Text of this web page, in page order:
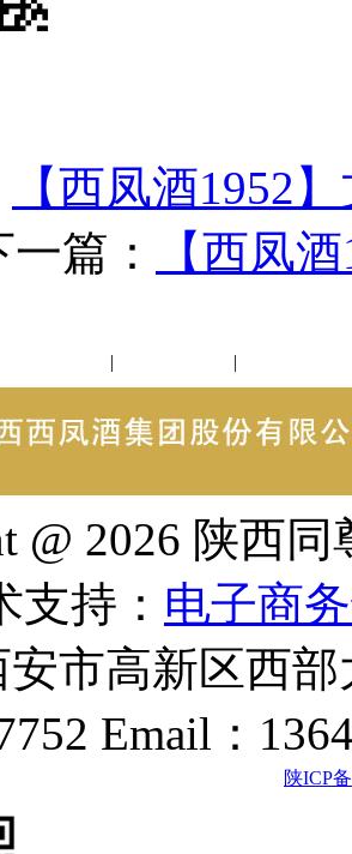
【西凤酒1952
：
【西凤
| |
@ 2026 陕西
支持： 电子商
市高新区西
Email：
陕ICP